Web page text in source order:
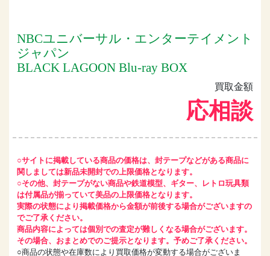
NBCユニバーサル・エンターテイメント
ジャパン
BLACK LAGOON Blu-ray BOX
買取金額
応相談
○サイトに掲載している商品の価格は、封テープなどがある商品に
関しましては新品未開封での上限価格となります。
○その他、封テープがない商品や鉄道模型、ギター、レトロ玩具類
は付属品が揃っていて美品の上限価格となります。
実際の状態により掲載価格から金額が前後する場合がございますの
でご了承ください。
商品内容によっては個別での査定が難しくなる場合がございます。
その場合、おまとめでのご提示となります。予めご了承ください。
○商品の状態や在庫数により買取価格が変動する場合がございま